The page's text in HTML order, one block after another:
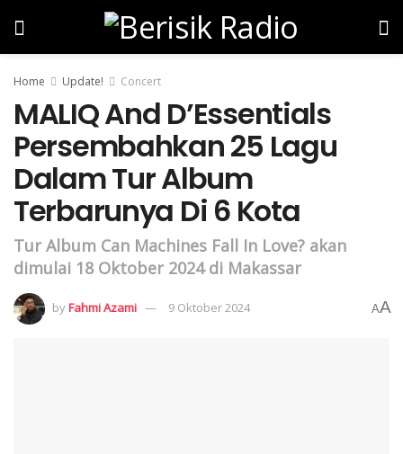
Home Update! Concert
MALIQ And D’Essentials
Persembahkan 25 Lagu
Dalam Tur Album
Terbarunya Di 6 Kota
Tur Album Can Machines Fall In Love? akan
dimulai 18 Oktober 2024 di Makassar
byFahmi Azami 9 Oktober 2024 AA